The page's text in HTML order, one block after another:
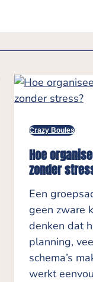
Crazy Boules
Hoe
zonder
Een
geen zware
denken dat
planning,
schema’s
werkt